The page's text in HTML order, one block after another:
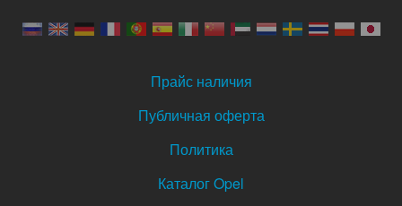
Прайс наличия
Публичная оферта
Политика
Каталог Opel